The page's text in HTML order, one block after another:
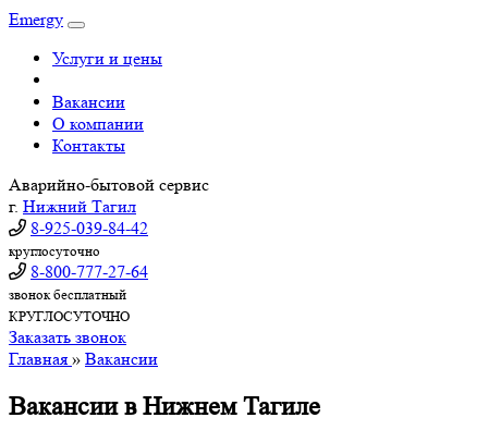
Emergy
Услуги и цены
Вакансии
О компании
Контакты
Аварийно-бытовой сервис
г. Нижний Тагил
8-925-039-84-42
круглосуточно
8-800-777-27-64
звонок бесплатный
КРУГЛОСУТОЧНО
Заказать звонок
Главная » Вакансии
Вакансии в Нижнем Тагиле